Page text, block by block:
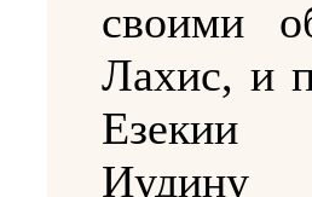
своими
Лахис, и